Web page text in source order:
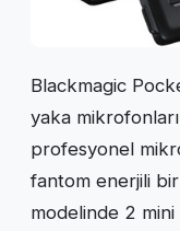
Blackmagic
yaka
profesyonel
fantom enerjili
modelinde 2 mini